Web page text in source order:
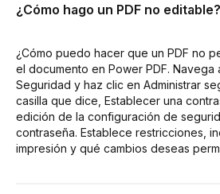
¿Cómo hago un PDF no editable?
¿Cómo puedo hacer que un PDF no
el documento en Power PDF. Navega
Seguridad y haz clic en Administrar
casilla que dice, Establecer una
edición de la configuración de
contraseña. Establece restricciones,
impresión y qué cambios deseas